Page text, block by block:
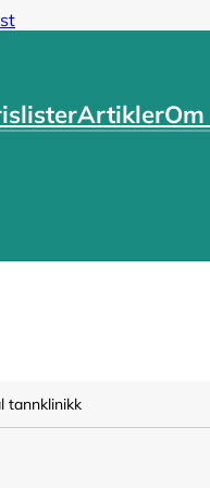
Artikler
tannklinikk